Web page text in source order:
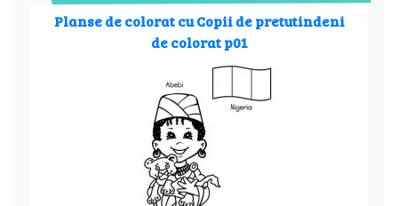
Planse de colorat cu Copii de pretutindeni
de colorat p01